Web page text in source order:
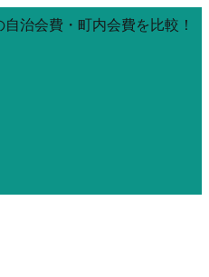
自治会費・町内会費を比較！